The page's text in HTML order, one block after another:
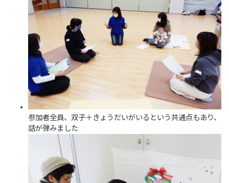
参加者全員、双子＋きょうだいがいるという共通点もあり、
話が弾みました